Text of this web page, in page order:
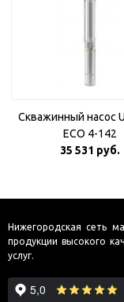
Скважинный насос
ECO 4-142
35 531 руб.
Нижегородская сеть
продукции высокого
услуг.